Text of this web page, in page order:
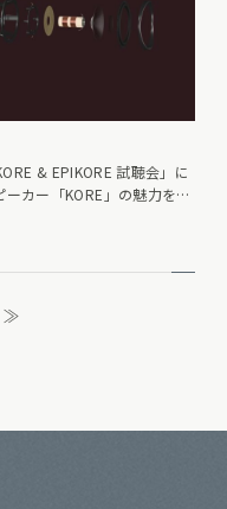
& EPIKORE 試聴会」に
ーカー「KORE」の魅力を…
≫